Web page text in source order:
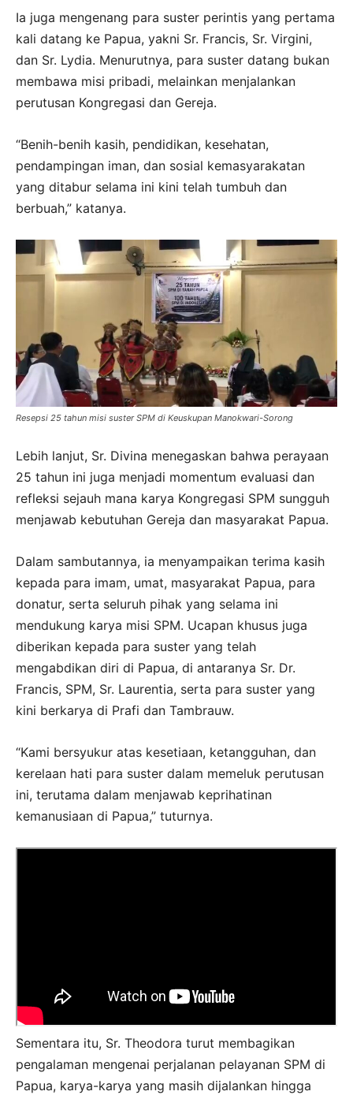
Ia juga mengenang para suster perintis yang pertama
kali datang ke Papua, yakni Sr. Francis, Sr. Virgini,
dan Sr. Lydia. Menurutnya, para suster datang bukan
membawa misi pribadi, melainkan menjalankan
perutusan Kongregasi dan Gereja.
“Benih-benih kasih, pendidikan, kesehatan,
pendampingan iman, dan sosial kemasyarakatan
yang ditabur selama ini kini telah tumbuh dan
berbuah,” katanya.
Resepsi 25 tahun misi suster SPM di Keuskupan Manokwari-Sorong
Lebih lanjut, Sr. Divina menegaskan bahwa perayaan
25 tahun ini juga menjadi momentum evaluasi dan
refleksi sejauh mana karya Kongregasi SPM sungguh
menjawab kebutuhan Gereja dan masyarakat Papua.
Dalam sambutannya, ia menyampaikan terima kasih
kepada para imam, umat, masyarakat Papua, para
donatur, serta seluruh pihak yang selama ini
mendukung karya misi SPM. Ucapan khusus juga
diberikan kepada para suster yang telah
mengabdikan diri di Papua, di antaranya Sr. Dr.
Francis, SPM, Sr. Laurentia, serta para suster yang
kini berkarya di Prafi dan Tambrauw.
“Kami bersyukur atas kesetiaan, ketangguhan, dan
kerelaan hati para suster dalam memeluk perutusan
ini, terutama dalam menjawab keprihatinan
kemanusiaan di Papua,” tuturnya.
Sementara itu, Sr. Theodora turut membagikan
pengalaman mengenai perjalanan pelayanan SPM di
Papua, karya-karya yang masih dijalankan hingga